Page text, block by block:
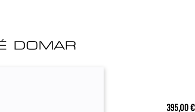
395,00 €